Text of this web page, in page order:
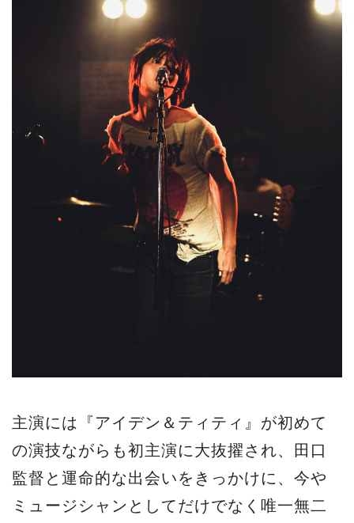
主演には『アイデン＆ティティ』が初めて
の演技ながらも初主演に⼤抜擢され、⽥⼝
監督と運命的な出会いをきっかけに、今や
ミュージシャンとしてだけでなく唯⼀無⼆